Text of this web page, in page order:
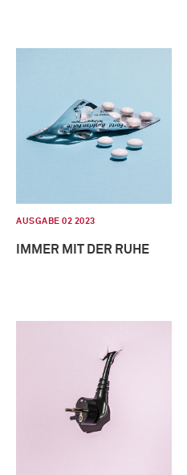
AUSGABE 02 2023
IMMER MIT DER RUHE